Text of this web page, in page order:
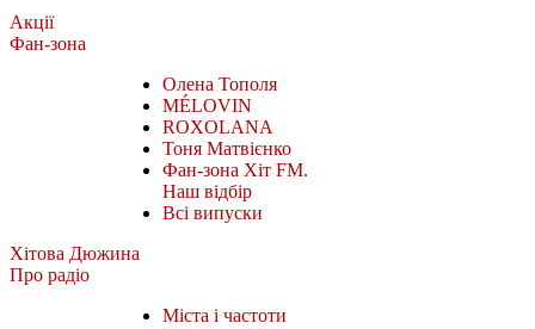
Акції
Фан-зона
Олена Тополя
MÉLOVIN
ROXOLANA
Тоня Матвієнко
Фан-зона Хіт FM.
Наш відбір
Всі випуски
Хітова Дюжина
Про радіо
Міста і частоти